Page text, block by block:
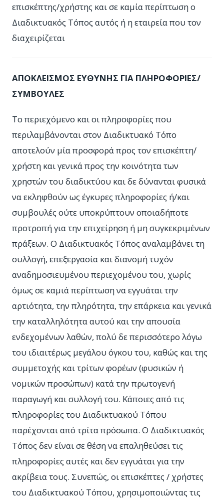
επισκέπτης/χρήστης και σε καμία περίπτωση ο
Διαδικτυακός Τόπος αυτός ή η εταιρεία που τον
διαχειρίζεται
ΑΠΟΚΛΕΙΣΜΟΣ ΕΥΘΥΝΗΣ ΓΙΑ ΠΛΗΡΟΦΟΡΙΕΣ/
ΣΥΜΒΟΥΛΕΣ
Το περιεχόμενο και οι πληροφορίες που
περιλαμβάνονται στον Διαδικτυακό Τόπο
αποτελούν μία προσφορά προς τον επισκέπτη/
χρήστη και γενικά προς την κοινότητα των
χρηστών του διαδικτύου και δε δύνανται φυσικά
να εκληφθούν ως έγκυρες πληροφορίες ή/και
συμβουλές ούτε υποκρύπτουν οποιαδήποτε
προτροπή για την επιχείρηση ή μη συγκεκριμένων
πράξεων. Ο Διαδικτυακός Τόπος αναλαμβάνει τη
συλλογή, επεξεργασία και διανομή τυχόν
αναδημοσιευμένου περιεχομένου του, χωρίς
όμως σε καμιά περίπτωση να εγγυάται την
αρτιότητα, την πληρότητα, την επάρκεια και γενικά
την καταλληλότητα αυτού και την απουσία
ενδεχομένων λαθών, πολύ δε περισσότερο λόγω
του ιδιαιτέρως μεγάλου όγκου του, καθώς και της
συμμετοχής και τρίτων φορέων (φυσικών ή
νομικών προσώπων) κατά την πρωτογενή
παραγωγή και συλλογή του. Κάποιες από τις
πληροφορίες του Διαδικτυακού Τόπου
παρέχονται από τρίτα πρόσωπα. Ο Διαδικτυακός
Τόπος δεν είναι σε θέση να επαληθεύσει τις
πληροφορίες αυτές και δεν εγγυάται για την
ακρίβεια τους. Συνεπώς, οι επισκέπτες / χρήστες
του Διαδικτυακού Τόπου, χρησιμοποιώντας τις